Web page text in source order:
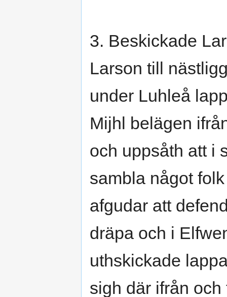
3. Beskickade
Larson till
under Luhleå
Mijhl belägen
och uppsåth att i
sambla något
afgudar att
dräpa och i
uthskickade
sigh där ifrån